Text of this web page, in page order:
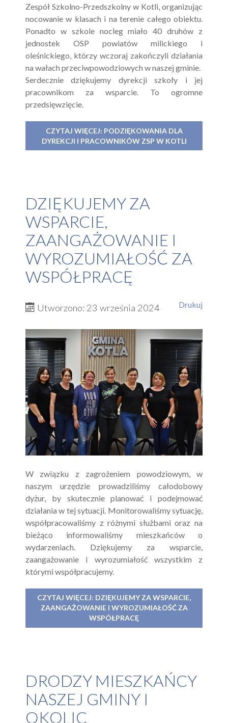
Zespół Szkolno-Przedszkolny w Kotli, organizując
nocowanie w klasach i na terenie całego obiektu.
Ponadto w szkole nocleg miało 40 druhów z
jednostek OSP powiatów milickiego i
oleśnickiego, którzy wczoraj zakończyli działania
na wałach przeciwpowodziowych w naszej gminie.
Serdecznie dziękujemy dyrekcji szkoły i jej
pracownikom za wsparcie. To ogromne
przedsięwzięcie.
CZYTAJ WIĘCEJ: PODZIĘKOWANIA DLA
DYREKCJI I PRACOWNIKÓW ZSP W KOTLI
DZIĘKUJEMY ZA
WSPARCIE,
ZAANGAŻOWANIE I
WYROZUMIAŁOŚĆ ZA
WSPÓŁPRACĘ
Drukuj
Utworzono: 23 września 2024
W związku z zagrożeniem powodziowym, w
naszym urzędzie prowadziliśmy całodobowy
dyżur, by skutecznie planować i podejmować
działania w tej sytuacji. Monitorowaliśmy sytuację,
współpracowaliśmy z różnymi służbami oraz na
bieżąco informowaliśmy mieszkańców o
wydarzeniach. Dziękujemy za wsparcie,
zaangażowanie i wyrozumiałość wszystkim z
którymi współpracujemy.
CZYTAJ WIĘCEJ: DZIĘKUJEMY ZA WSPARCIE,
ZAANGAŻOWANIE I WYROZUMIAŁOŚĆ ZA
WSPÓŁPRACĘ
DRODZY MIESZKAŃCY
NASZEJ GMINY I
OKOLIC